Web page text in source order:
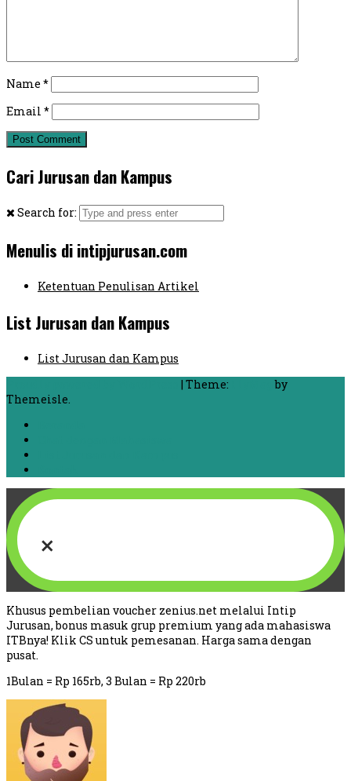
Name *
Email *
Cari Jurusan dan Kampus
Search for:
Menulis di intipjurusan.com
Ketentuan Penulisan Artikel
List Jurusan dan Kampus
List Jurusan dan Kampus
| Theme:
by
Themeisle.
×
Khusus pembelian voucher zenius.net melalui Intip
Jurusan, bonus masuk grup premium yang ada mahasiswa
ITBnya! Klik CS untuk pemesanan. Harga sama dengan
pusat.
1Bulan = Rp 165rb, 3 Bulan = Rp 220rb